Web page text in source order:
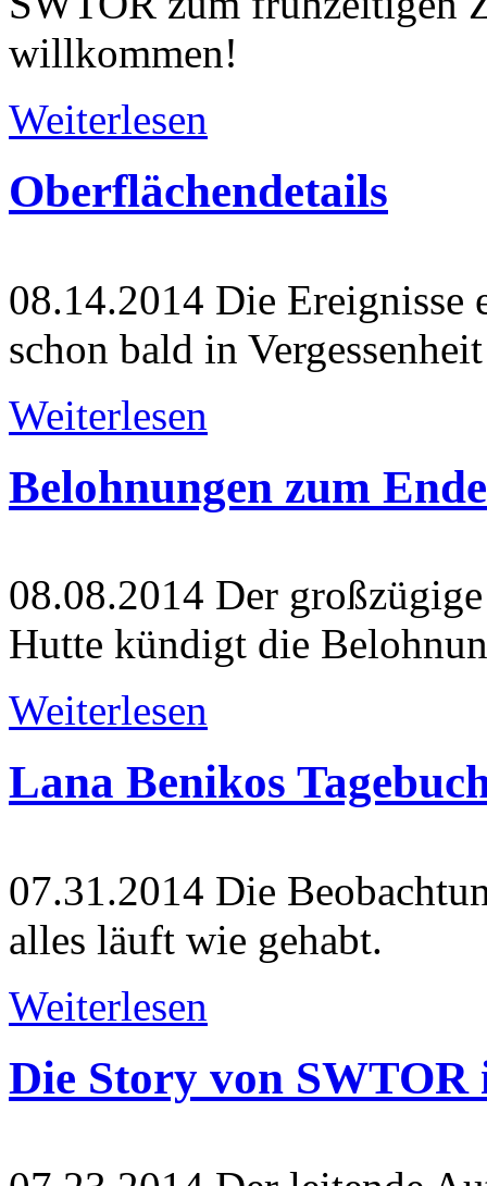
willkommen!
Weiterlesen
Oberflächendetails
08.14.2014 Die Ereignisse
schon bald in
Weiterlesen
Belohnungen zum
08.08.2014 Der
Hutte kündigt die
Weiterlesen
Lana Benikos
07.31.2014 Die
alles läuft wie gehabt.
Weiterlesen
Die Story von SWTOR